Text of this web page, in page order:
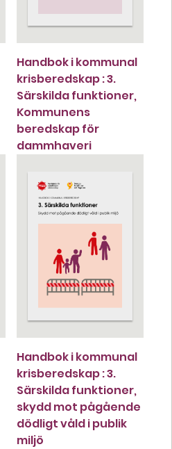
Handbok i kommunal
krisberedskap : 3.
Särskilda funktioner,
Kommunens
beredskap för
dammhaveri
Handbok i kommunal
krisberedskap : 3.
Särskilda funktioner,
skydd mot pågående
dödligt våld i publik
miljö